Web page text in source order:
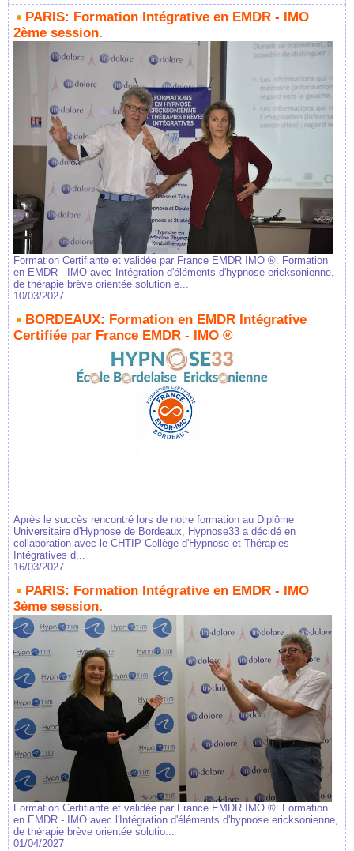
PARIS: Formation Intégrative en EMDR - IMO
2ème session.
Formation Certifiante et validée par France EMDR IMO ®. Formation
en EMDR - IMO avec Intégration d'éléments d'hypnose ericksonienne,
de thérapie brève orientée solution e...
10/03/2027
BORDEAUX: Formation en EMDR Intégrative
Certifiée par France EMDR - IMO ®
Après le succès rencontré lors de notre formation au Diplôme
Universitaire d'Hypnose de Bordeaux, Hypnose33 a décidé en
collaboration avec le CHTIP Collège d'Hypnose et Thérapies
Intégratives d...
16/03/2027
PARIS: Formation Intégrative en EMDR - IMO
3ème session.
Formation Certifiante et validée par France EMDR IMO ®. Formation
en EMDR - IMO avec l'Intégration d'éléments d'hypnose ericksonienne,
de thérapie brève orientée solutio...
01/04/2027